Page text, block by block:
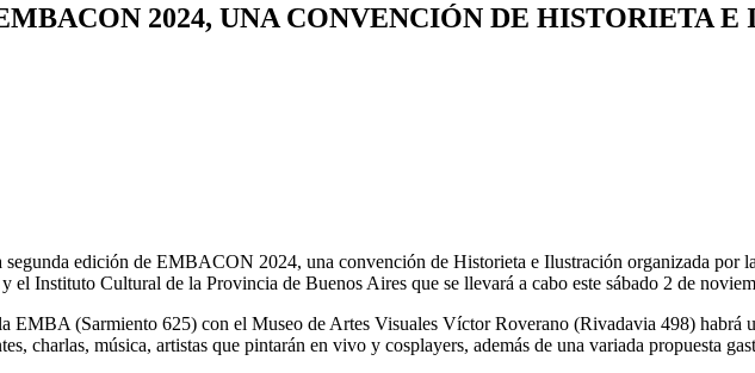
2024, UNA CONVENCIÓN DE HISTORIETA E
edición de EMBACON 2024, una convención de Historieta e Ilustración organizada por
Instituto Cultural de la Provincia de Buenos Aires que se llevará a cabo este sábado 2 de
EMBA (Sarmiento 625) con el Museo de Artes Visuales Víctor Roverano (Rivadavia 498) habrá
charlas, música, artistas que pintarán en vivo y cosplayers, además de una variada propuesta